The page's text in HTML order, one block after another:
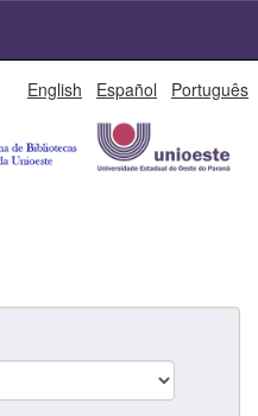
English Español Português